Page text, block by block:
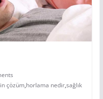
çözüm,horlama nedir,sağlık